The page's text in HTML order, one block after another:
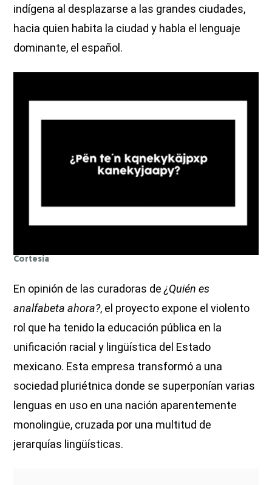
indígena al desplazarse a las grandes ciudades,
hacia quien habita la ciudad y habla el lenguaje
dominante, el español.
Cortesía
En opinión de las curadoras de¿Quién es
analfabeta ahora?, el proyecto expone el violento
rol que ha tenido la educación pública en la
unificación racial y lingüística del Estado
mexicano. Esta empresa transformó a una
sociedad pluriétnica donde se superponían varias
lenguas en uso en una nación aparentemente
monolingüe, cruzada por una multitud de
jerarquías lingüísticas.